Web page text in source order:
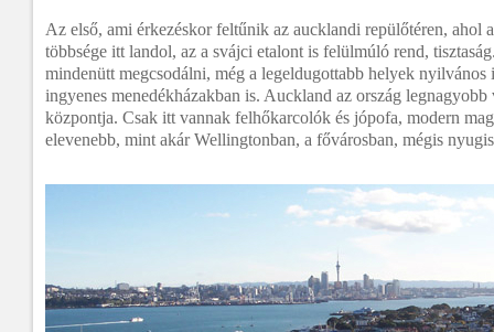
Az első, ami érkezéskor feltűnik az aucklandi repülőtéren, ahol
többsége itt landol, az a svájci etalont is felülmúló rend,
mindenütt megcsodálni, még a legeldugottabb helyek
ingyenes menedékházakban is. Auckland az ország legnagyobb
központja. Csak itt vannak felhőkarcolók és jópofa, modern
elevenebb, mint akár Wellingtonban, a fővárosban, mégis